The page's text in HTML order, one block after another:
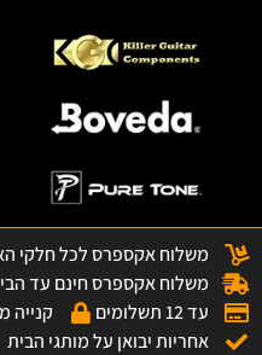
משלוח אקספרס לכל חלקי
משלוח אקספרס חינם עד הבית
עד 12 תשלומים
קנייה
אחריות יבואן על מותגי הבית